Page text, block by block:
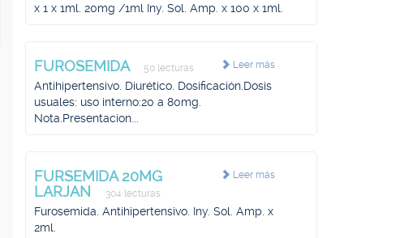
x 1 x 1ml. 20mg /1ml Iny. Sol. Amp. x 100 x 1ml.
Leer más
FUROSEMIDA 50 lecturas
Antihipertensivo. Diurético. Dosificación.Dosis
usuales: uso interno:20 a 80mg.
Nota.Presentacion...
Leer más
FURSEMIDA 20MG
LARJAN
304 lecturas
Furosemida. Antihipertensivo. Iny. Sol. Amp. x
2ml.